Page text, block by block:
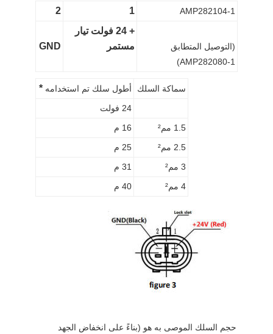
AMP282104-1
1
2
(التوصيل المتطابق
AMP282080-1)
+ 24 فولت تيار
مستمر
GND
سماكة السلك أطول سلك تم استخدامه*
24 فولت
1.5 مم²
16 م
2.5 مم²
25 م
3 مم²
31 م
4 مم²
40 م
حجم السلك الموصى به هو (بناءً على انخفاض الجهد